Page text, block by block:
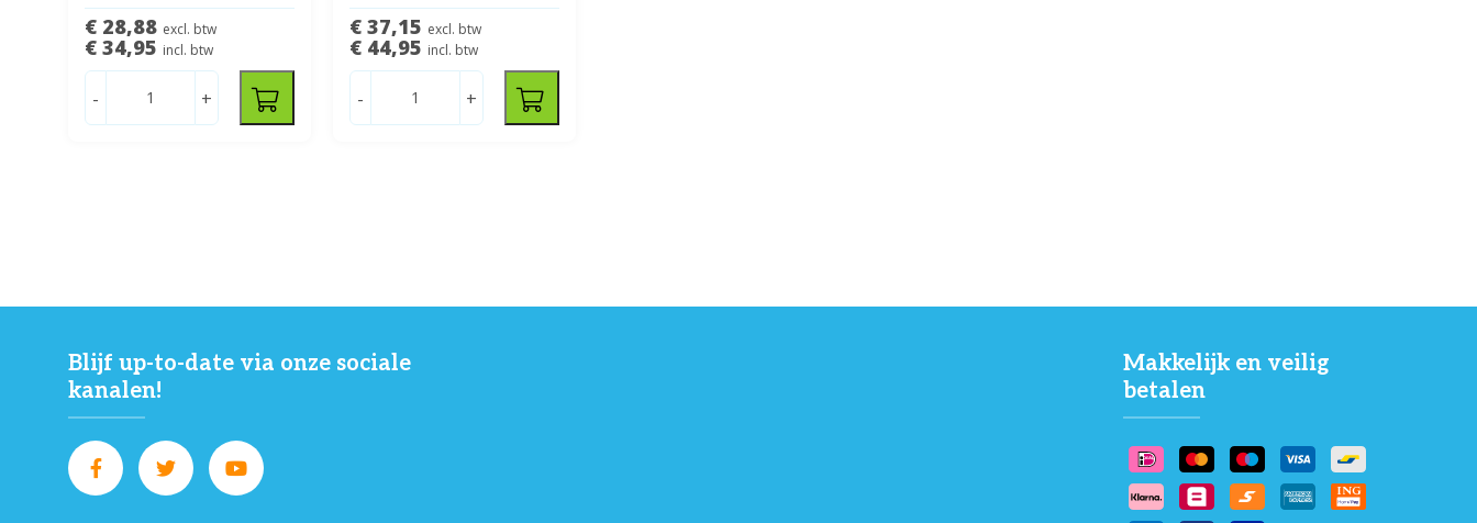
€ 28,88 excl. btw
€ 34,95 incl. btw
- +
€ 37,15 excl. btw
€ 44,95 incl. btw
- +
Blijf up-to-date via onze sociale
kanalen!
Makkelijk en veilig
betalen